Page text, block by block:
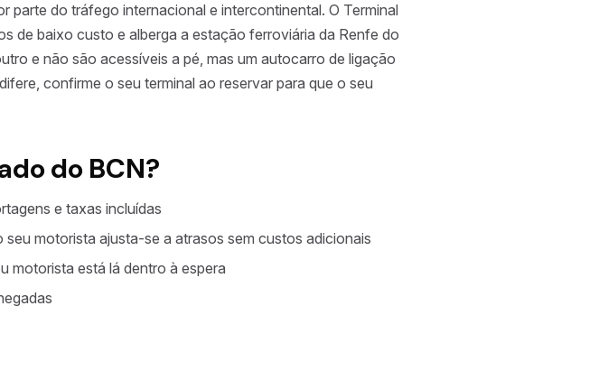
parte do tráfego internacional e intercontinental. O Terminal
de baixo custo e alberga a estação ferroviária da Renfe do
e não são acessíveis a pé, mas um autocarro de ligação
confirme o seu terminal ao reservar para que o seu
do BCN?
e taxas incluídas
seu motorista ajusta-se a atrasos sem custos adicionais
motorista está lá dentro à espera